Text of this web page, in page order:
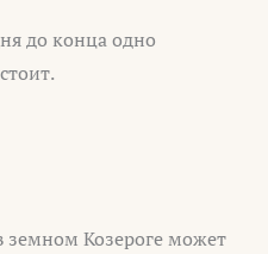
до конца одно
Козероге может